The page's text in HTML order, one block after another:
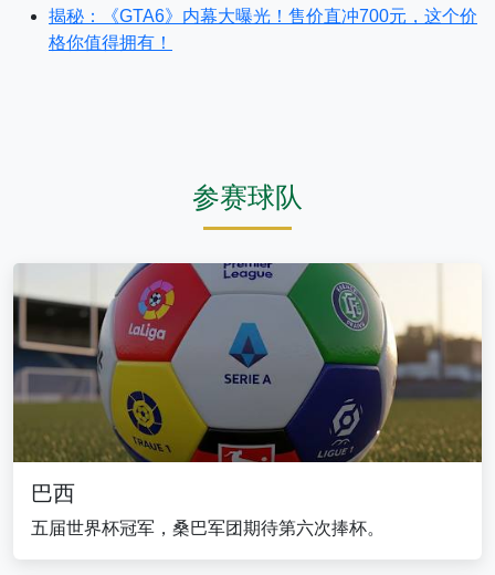
揭秘：《GTA6》内幕大曝光！售价直冲700元，这个价
格你值得拥有！
参赛球队
巴西
五届世界杯冠军，桑巴军团期待第六次捧杯。